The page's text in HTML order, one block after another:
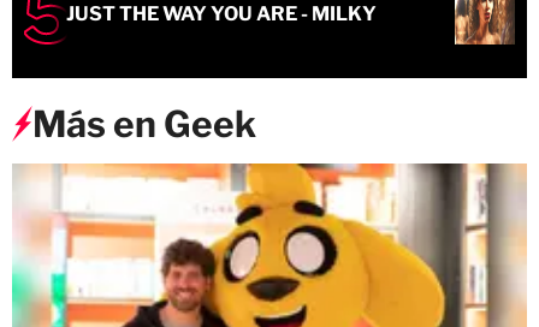
JUST THE WAY YOU ARE - MILKY
Más en Geek